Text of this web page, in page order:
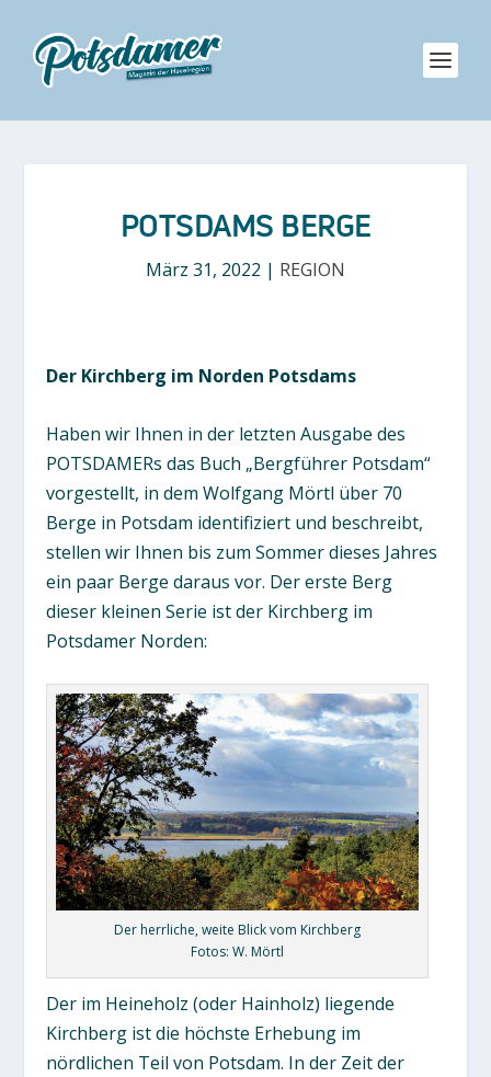
POTSDAMS BERGE
März 31, 2022 | REGION
Der Kirchberg im Norden Potsdams
Haben wir Ihnen in der letzten Ausgabe des
POTSDAMERs das Buch „Bergführer Potsdam“
vorgestellt, in dem Wolfgang Mörtl über 70
Berge in Potsdam identifiziert und beschreibt,
stellen wir Ihnen bis zum Sommer dieses Jahres
ein paar Berge daraus vor. Der erste Berg
dieser kleinen Serie ist der Kirchberg im
Potsdamer Norden:
Der herrliche, weite Blick vom Kirchberg
Fotos: W. Mörtl
Der im Heineholz (oder Hainholz) liegende
Kirchberg ist die höchste Erhebung im
nördlichen Teil von Potsdam. In der Zeit der